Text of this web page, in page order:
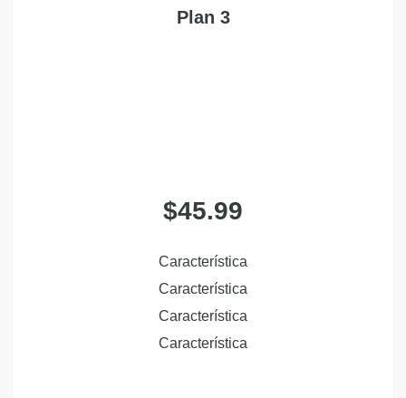
Plan 3
$45.99
Característica
Característica
Característica
Característica